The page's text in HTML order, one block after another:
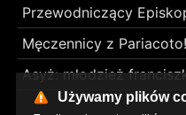
Męczennicy z Pariacoto!
Używamy plików